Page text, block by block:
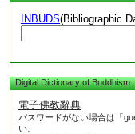
INBUDS(Bibliographic
Digital Dictionary of Buddhism
電子佛教辭典
パスワードがない場合は「
い。